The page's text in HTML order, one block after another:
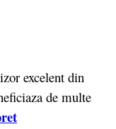
excelent din
de multe